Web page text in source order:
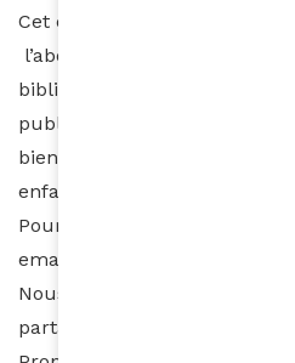
Cet évènementest l’occasion
l’aboutissement du projet
bibliothèque. Cette dernière
public de tout âge : Tous
bienvenus (romans, BD,
enfants, etc…)
Pour toute question,
email :
Nous vous attendons
partage et de solidarité.